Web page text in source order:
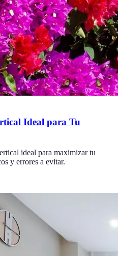
Ideal para Tu
ideal para maximizar tu
y errores a evitar.